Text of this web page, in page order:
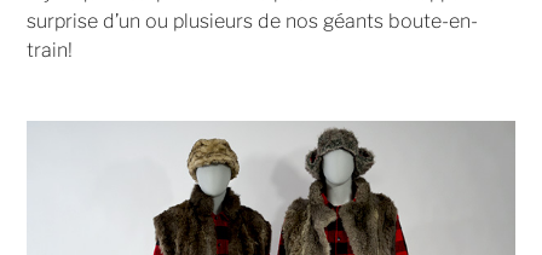
surprise d’un ou plusieurs de nos géants boute-en-
train!